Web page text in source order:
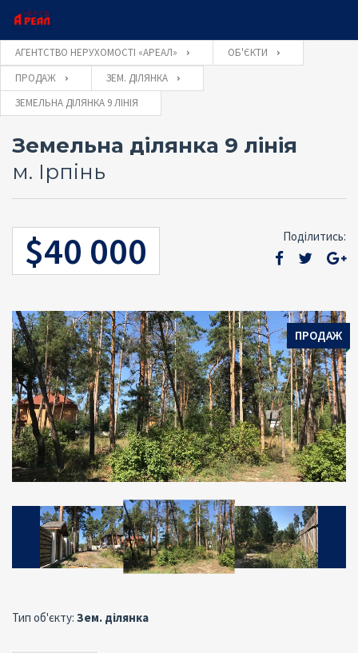
Ім'я користувача
Пароль
Забули
пароль? УВІЙТИ
Запам'ятати мене
АГЕНТСТВО НЕРУХОМОСТІ «АРЕАЛ»
ОБ'ЄКТИ
ПРОДАЖ
ЗЕМ. ДІЛЯНКА
ЗЕМЕЛЬНА ДІЛЯНКА 9 ЛІНІЯ
Земельна ділянка 9 лінія
м. Ірпінь
$40 000 Поділитись:
ПРОДАЖ
Тип об'єкту: Зем. ділянка
Закажите обратный звонок и наш консультант
Оставьте заявку и наш консультант свяжется с
ОТПРАВИТЬ